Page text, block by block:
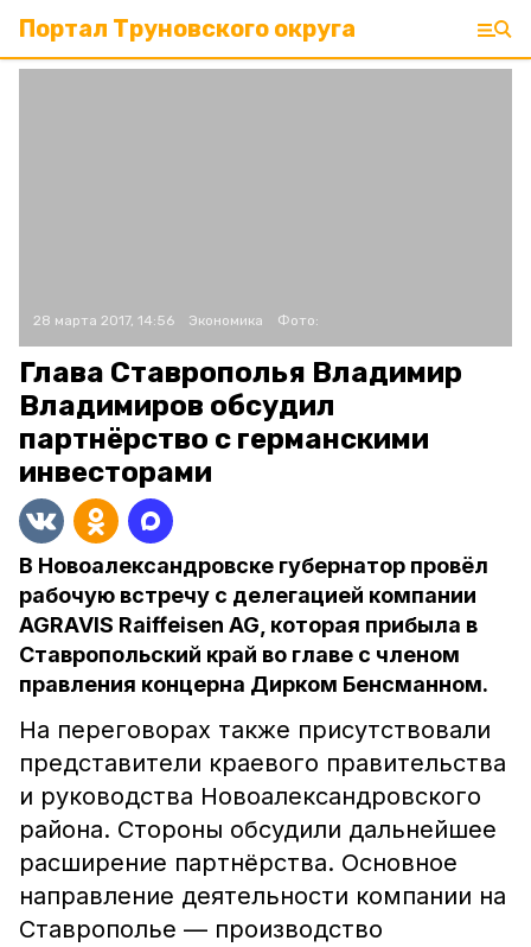
Портал Труновского округа
28 марта 2017, 14:56 Экономика Фото:
Глава Ставрополья Владимир
Владимиров обсудил
партнёрство с германскими
инвесторами
В Новоалександровске губернатор провёл
рабочую встречу с делегацией компании
AGRAVIS Raiffeisen AG, которая прибыла в
Ставропольский край во главе с членом
правления концерна Дирком Бенсманном.
На переговорах также присутствовали
представители краевого правительства
и руководства Новоалександровского
района. Стороны обсудили дальнейшее
расширение партнёрства. Основное
направление деятельности компании на
Ставрополье — производство